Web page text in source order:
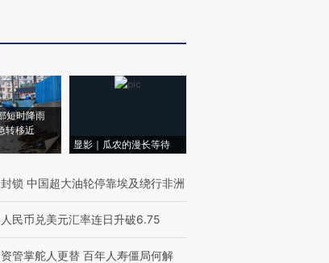
短时降雨
转移近
显影｜瓜农的漫长等待
锁 中国超大油轮停靠埃及绕行非洲
民币兑美元汇率连日升破6.75
资管掌舵人更替 百年人寿僵局何解